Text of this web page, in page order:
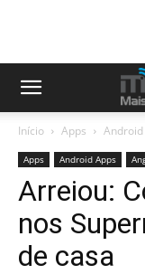
Início Apps Android
Apps Android Apps
Arreiou:
nos
de casa